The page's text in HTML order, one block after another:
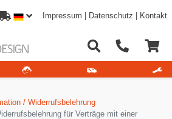
Impressum Datenschutz Kontakt
/ Widerrufsbelehrung
für Verträge mit einer